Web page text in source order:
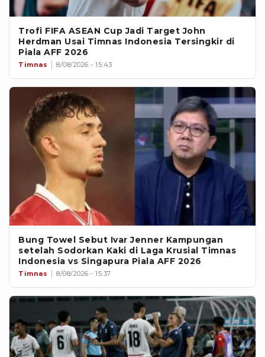
Trofi FIFA ASEAN Cup Jadi Target John
Herdman Usai Timnas Indonesia Tersingkir di
Piala AFF 2026
Timnas 8/08/2026 - 15:43
Bung Towel Sebut Ivar Jenner Kampungan
setelah Sodorkan Kaki di Laga Krusial Timnas
Indonesia vs Singapura Piala AFF 2026
Timnas 8/08/2026 - 15:37